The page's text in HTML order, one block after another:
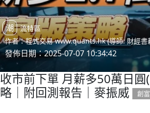
潮流特區
作者：程式交易 www.quants.hk (導師: 財經書
發佈日期：2025-07-07 10:34:42
收市前下單 月薪多50萬日
略｜附回測報告｜麥振威
創